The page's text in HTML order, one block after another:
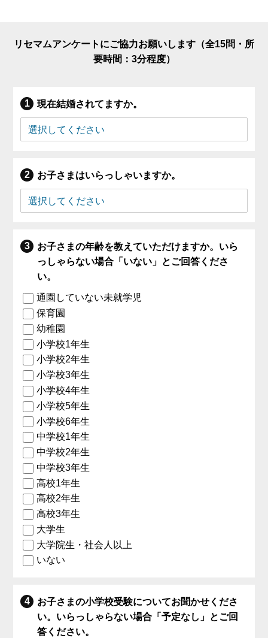
リセマムアンケートにご協力お願いします（全15問・所
要時間：3分程度）
現在結婚されてますか。
お子さまはいらっしゃいますか。
お子さまの年齢を教えていただけますか。いら
っしゃらない場合「いない」とご回答くださ
い。
通園していない未就学児
保育園
幼稚園
小学校1年生
小学校2年生
小学校3年生
小学校4年生
小学校5年生
小学校6年生
中学校1年生
中学校2年生
中学校3年生
高校1年生
高校2年生
高校3年生
大学生
大学院生・社会人以上
いない
お子さまの小学校受験についてお聞かせくださ
い。いらっしゃらない場合「予定なし」とご回
答ください。